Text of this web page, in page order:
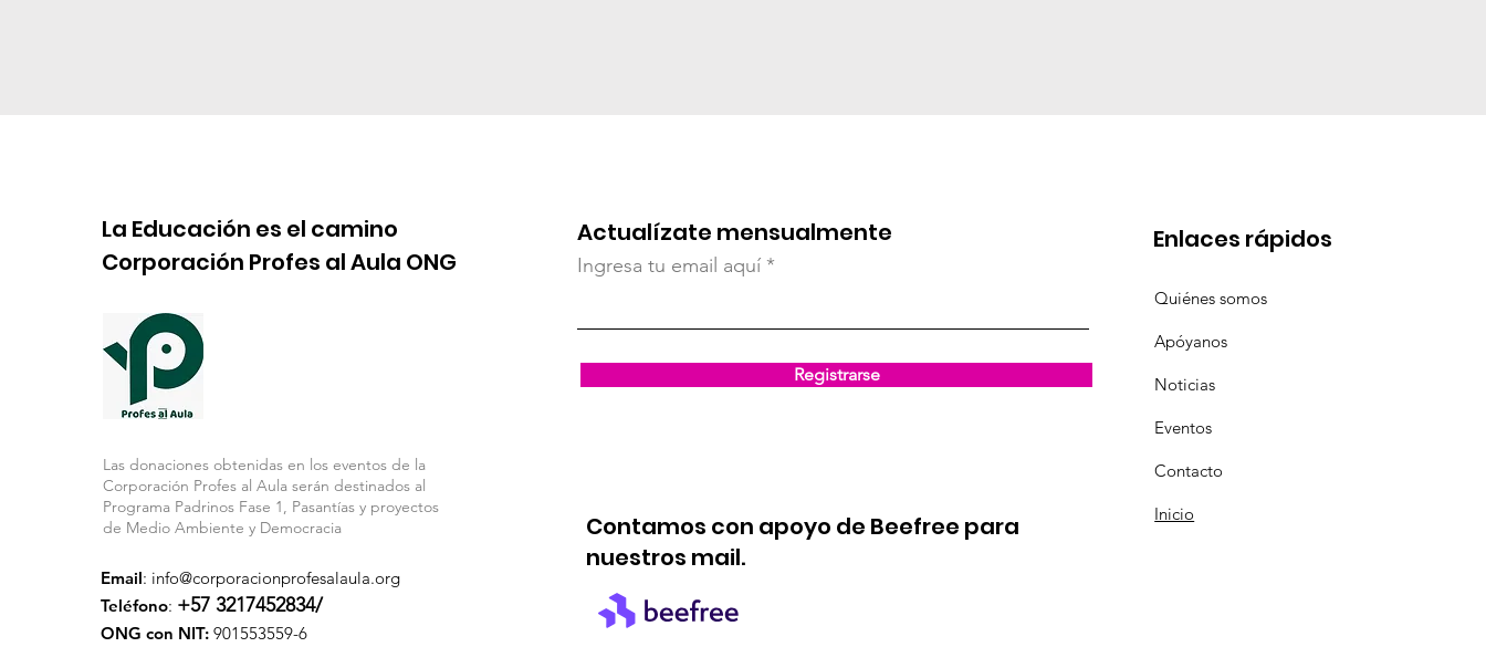
La Educación es el camino
Corporación Profes al Aula ONG
Las donaciones obtenidas en los eventos de la
Corporación Profes al Aula serán destinados al
Programa Padrinos Fase 1, Pasantías y proyectos
de Medio Ambiente y Democracia
Email: info@corporacionprofesalaula.org
Teléfono: +57 3217452834/
ONG con NIT: 901553559-6
Actualízate mensualmente
Ingresa tu email aquí
Registrarse
Contamos con apoyo de Beefree para
nuestros mail.
Enlaces rápidos
Quiénes somos
Apóyanos
Noticias
Eventos
Contacto
Inicio